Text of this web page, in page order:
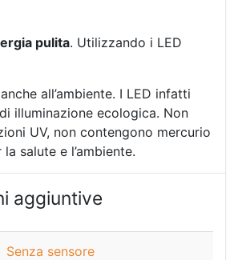
pulita. Utilizzando i LED
all’ambiente. I LED infatti
illuminazione ecologica. Non
UV, non contengono mercurio
salute e l’ambiente.
aggiuntive
Senza sensore